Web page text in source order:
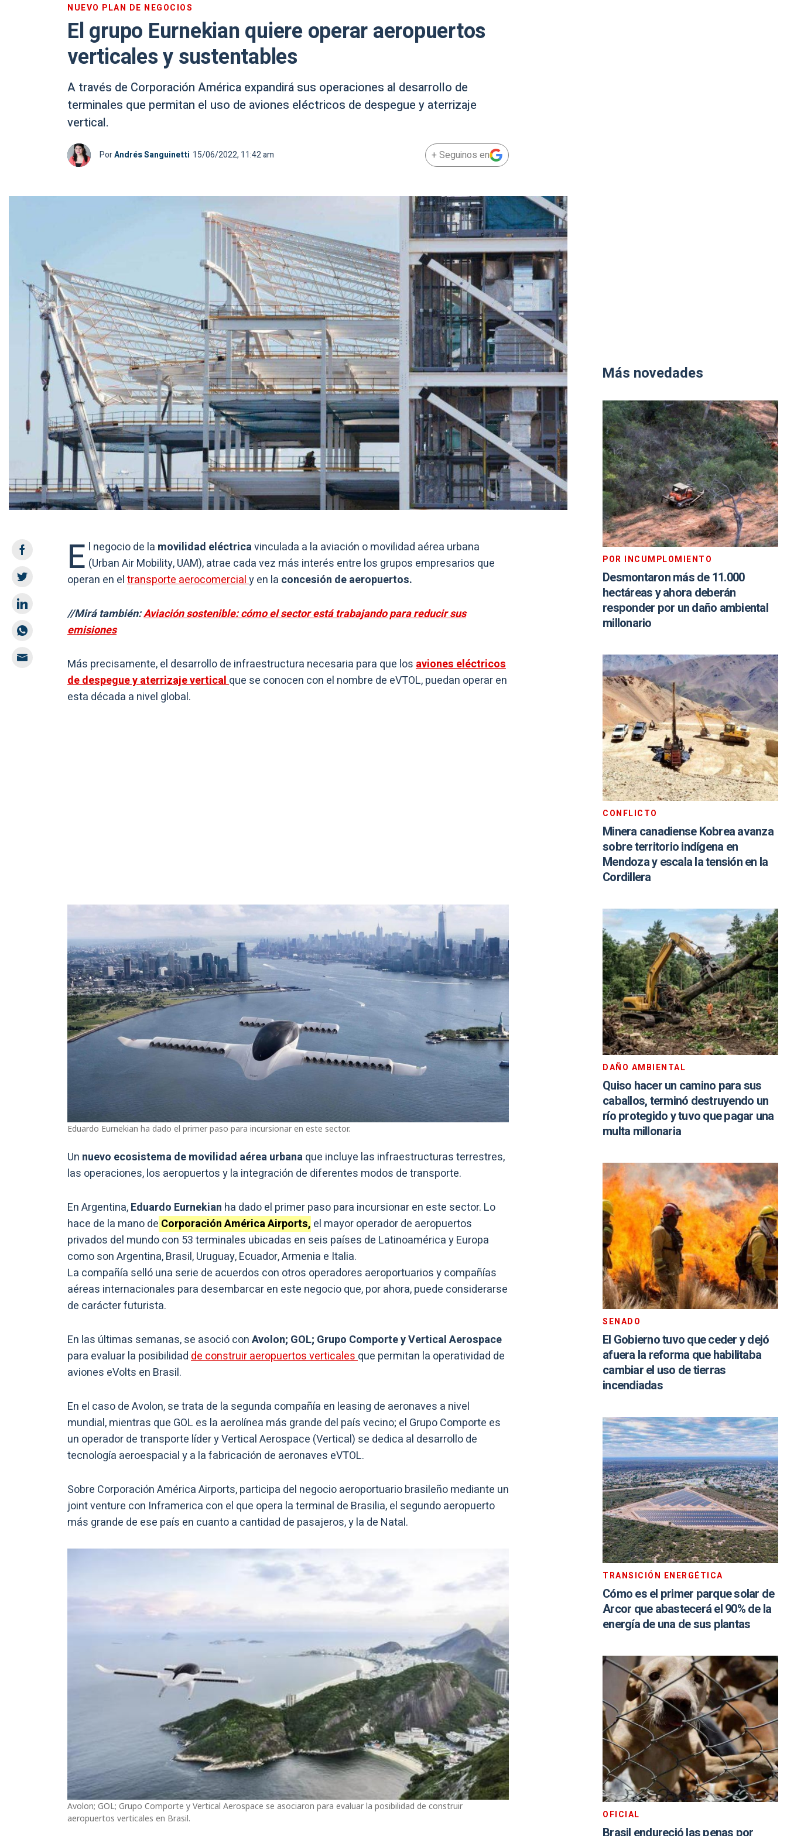
NUEVO PLAN DE NEGOCIOS
El grupo Eurnekian quiere operar aeropuertos
verticales y sustentables
A través de Corporación América expandirá sus operaciones al desarrollo de
terminales que permitan el uso de aviones eléctricos de despegue y aterrizaje
vertical.
PorAndrés Sanguinetti 15/06/2022, 11:42 am + Seguinos en
E l negocio de la movilidad eléctricavinculada a la aviación o movilidad aérea urbana
(Urban Air Mobility, UAM), atrae cada vez más interés entre los grupos empresarios que
operan en eltransporte aerocomercialy en la concesión de aeropuertos.
//Mirá también:Aviación sostenible: cómo el sector está trabajando para reducir sus
emisiones
Más precisamente, el desarrollo de infraestructura necesaria para que losaviones eléctricos
de despegue y aterrizaje verticalque se conocen con el nombre de eVTOL, puedan operar en
esta década a nivel global.
Eduardo Eurnekian ha dado el primer paso para incursionar en este sector.
Un nuevo ecosistema de movilidad aérea urbanaque incluye las infraestructuras terrestres,
las operaciones, los aeropuertos y la integración de diferentes modos de transporte.
En Argentina,Eduardo Eurnekian ha dado el primer paso para incursionar en este sector. Lo
hace de la mano de Corporación América Airports, el mayor operador de aeropuertos
privados del mundo con 53 terminales ubicadas en seis países de Latinoamérica y Europa
como son Argentina, Brasil, Uruguay, Ecuador, Armenia e Italia.
La compañía selló una serie de acuerdos con otros operadores aeroportuarios y compañías
aéreas internacionales para desembarcar en este negocio que, por ahora, puede considerarse
de carácter futurista.
En las últimas semanas, se asoció conAvolon; GOL; Grupo Comporte y Vertical Aerospace
para evaluar la posibilidadde construir aeropuertos verticalesque permitan la operatividad de
aviones eVolts en Brasil.
En el caso de Avolon, se trata de la segunda compañía en leasing de aeronaves a nivel
mundial, mientras que GOL es la aerolínea más grande del país vecino; el Grupo Comporte es
un operador de transporte líder y Vertical Aerospace (Vertical) se dedica al desarrollo de
tecnología aeroespacial y a la fabricación de aeronaves eVTOL.
Sobre Corporación América Airports, participa del negocio aeroportuario brasileño mediante un
joint venture con Inframerica con el que opera la terminal de Brasilia, el segundo aeropuerto
más grande de ese país en cuanto a cantidad de pasajeros, y la de Natal.
Avolon; GOL; Grupo Comporte y Vertical Aerospace se asociaron para evaluar la posibilidad de construir
aeropuertos verticales en Brasil.
Más novedades
POR INCUMPLOMIENTO
Desmontaron más de 11.000
hectáreas y ahora deberán
responder por un daño ambiental
millonario
CONFLICTO
Minera canadiense Kobrea avanza
sobre territorio indígena en
Mendoza y escala la tensión en la
Cordillera
DAÑO AMBIENTAL
Quiso hacer un camino para sus
caballos, terminó destruyendo un
río protegido y tuvo que pagar una
multa millonaria
SENADO
El Gobierno tuvo que ceder y dejó
afuera la reforma que habilitaba
cambiar el uso de tierras
incendiadas
TRANSICIÓN ENERGÉTICA
Cómo es el primer parque solar de
Arcor que abastecerá el 90% de la
energía de una de sus plantas
OFICIAL